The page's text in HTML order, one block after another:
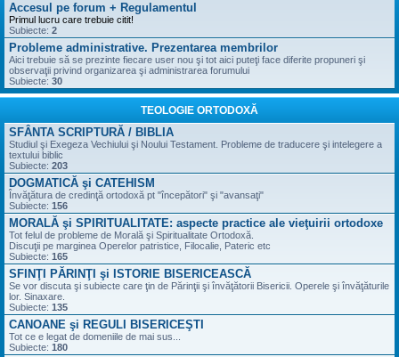
Accesul pe forum + Regulamentul
Primul lucru care trebuie citit!
Subiecte: 2
Probleme administrative. Prezentarea membrilor
Aici trebuie să se prezinte fiecare user nou şi tot aici puteţi face diferite propuneri şi
observaţii privind organizarea şi administrarea forumului
Subiecte: 30
TEOLOGIE ORTODOXĂ
SFÂNTA SCRIPTURĂ / BIBLIA
Studiul şi Exegeza Vechiului şi Noului Testament. Probleme de traducere şi intelegere a
textului biblic
Subiecte: 203
DOGMATICĂ şi CATEHISM
Învăţătura de credinţă ortodoxă pt "începători" şi "avansaţi"
Subiecte: 156
MORALĂ şi SPIRITUALITATE: aspecte practice ale vieţuirii ortodoxe
Tot felul de probleme de Morală şi Spiritualitate Ortodoxă.
Discuţii pe marginea Operelor patristice, Filocalie, Pateric etc
Subiecte: 165
SFINŢI PĂRINŢI şi ISTORIE BISERICEASCĂ
Se vor discuta şi subiecte care ţin de Părinţii şi învăţătorii Bisericii. Operele şi învăţăturile
lor. Sinaxare.
Subiecte: 135
CANOANE şi REGULI BISERICEŞTI
Tot ce e legat de domeniile de mai sus...
Subiecte: 180